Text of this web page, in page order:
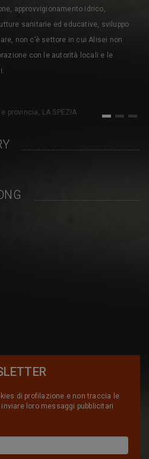
approvvigionamento idrico,
sanitarie ed educative, sviluppo
non c’è settore in cui Alisei non
con le autorità locali e le
provincia, LA SPEZIA
1 2 3
di profilazione e non traccia le
loro messaggi pubblicitari